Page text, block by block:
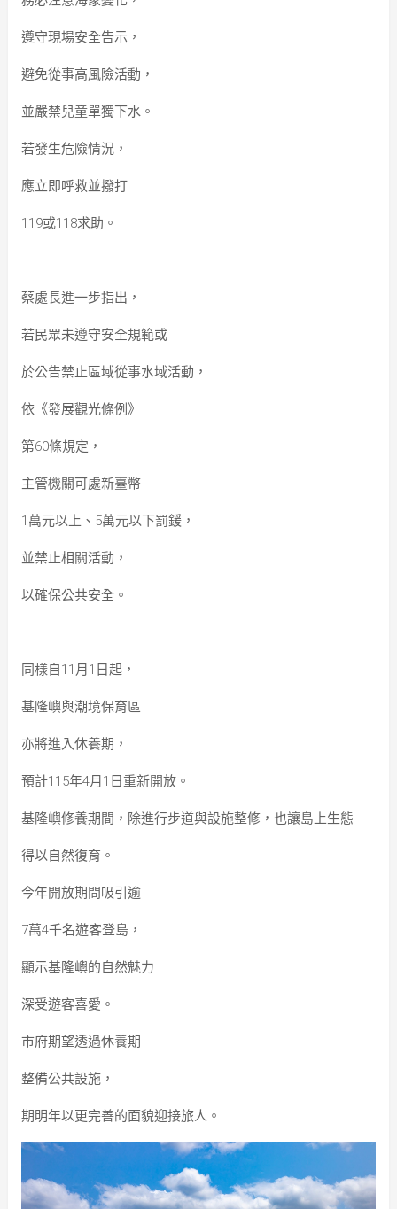
遵守現場安全告示，
避免從事高風險活動，
並嚴禁兒童單獨下水。
若發生危險情況，
應立即呼救並撥打
119或118求助。
蔡處長進一步指出，
若民眾未遵守安全規範或
於公告禁止區域從事水域活動，
依《發展觀光條例》
第60條規定，
主管機關可處新臺幣
1萬元以上、5萬元以下罰鍰，
並禁止相關活動，
以確保公共安全。
同樣自11月1日起，
基隆嶼與潮境保育區
亦將進入休養期，
預計115年4月1日重新開放。
基隆嶼修養期間，除進行步道與設施整修，也讓島上生態
得以自然復育。
今年開放期間吸引逾
7萬4千名遊客登島，
顯示基隆嶼的自然魅力
深受遊客喜愛。
市府期望透過休養期
整備公共設施，
期明年以更完善的面貌迎接旅人。